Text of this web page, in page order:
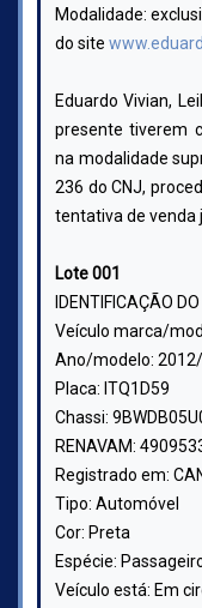
Modalidade:
do site
Eduardo Vivian,
presente tiverem
na modalidade
236 do CNJ,
tentativa de venda
Lote 001
IDENTIFICAÇÃO
Veículo marca/
Ano/modelo:
Placa: ITQ1D59
Chassi:
RENAVAM:
Registrado em:
Tipo: Automóvel
Cor: Preta
Espécie:
Veículo está: Em